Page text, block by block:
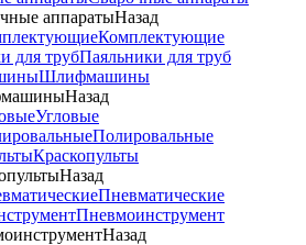
аппаратыНазад
Комплектующие
Паяльники для труб
Шлифмашины
Назад
Угловые
Полировальные
Краскопульты
Назад
Пневматические
Пневмоинструмент
Назад